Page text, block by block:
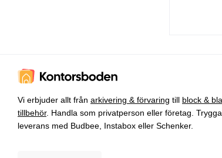
Vi erbjuder allt från arkivering & förvaring till block &
tillbehör. Handla som privatperson eller företag.
leverans med Budbee, Instabox eller Schenker.